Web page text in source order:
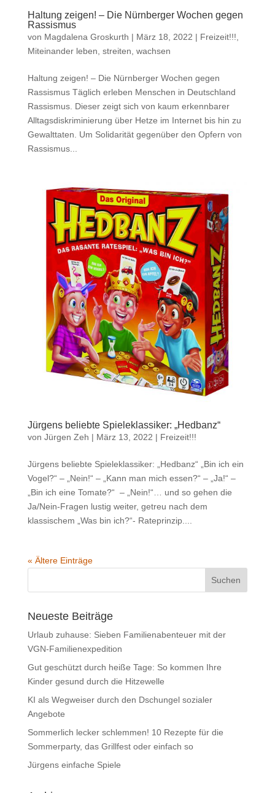
Haltung zeigen! – Die Nürnberger Wochen gegen
Rassismus
von Magdalena Groskurth | März 18, 2022 | Freizeit!!!
Miteinander leben, streiten, wachsen
Haltung zeigen! – Die Nürnberger Wochen gegen
Rassismus Täglich erleben Menschen in Deutschland
Rassismus. Dieser zeigt sich von kaum erkennbarer
Alltagsdiskriminierung über Hetze im Internet bis hin zu
Gewalttaten. Um Solidarität gegenüber den Opfern von
Rassismus...
Jürgens beliebte Spieleklassiker: „Hedbanz“
von Jürgen Zeh | März 13, 2022 | Freizeit!!!
Jürgens beliebte Spieleklassiker: „Hedbanz“ „Bin ich ein
Vogel?“ – „Nein!“ – „Kann man mich essen?“ – „Ja!“ –
„Bin ich eine Tomate?“ – „Nein!“… und so gehen die
Ja/Nein-Fragen lustig weiter, getreu nach dem
klassischem „Was bin ich?“- Rateprinzip....
« Ältere Einträge
Neueste Beiträge
Urlaub zuhause: Sieben Familienabenteuer mit der
VGN-Familienexpedition
Gut geschützt durch heiße Tage: So kommen Ihre
Kinder gesund durch die Hitzewelle
KI als Wegweiser durch den Dschungel sozialer
Angebote
Sommerlich lecker schlemmen! 10 Rezepte für die
Sommerparty, das Grillfest oder einfach so
Jürgens einfache Spiele